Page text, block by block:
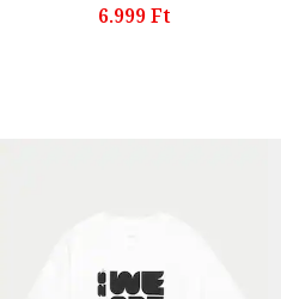
6.999 Ft